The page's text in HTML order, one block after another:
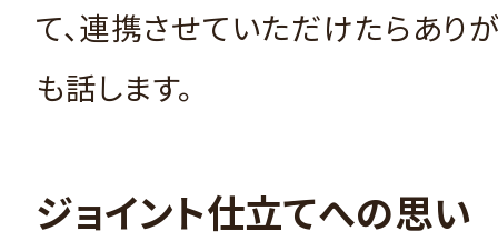
て、連携させていただけたらありが
も話します。
ジョイント仕立てへの思い